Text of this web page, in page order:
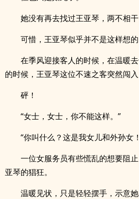
她没有再去找过王亚琴，两不相干
可惜，王亚琴似乎并不是这样想的
在季风迎接客人的时候，在温暖
的时候，王亚琴这位不速之客突然闯入
砰！
“女士，女士，你不能这样。”
“你叫什么？这是我女儿和外孙女
一位女服务员有些慌乱的想要阻
亚琴的猖狂。
温暖见状，只是轻轻摆手，示意她